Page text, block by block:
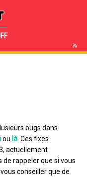
bugs dans
ou là . Ces fixes
actuellement
de rappeler que si vous
conseiller que de